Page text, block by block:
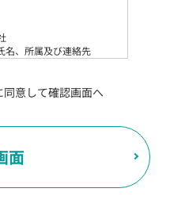
名、所属及び連絡先
shop.jp
いただいた個人情報、ご
に、以下の各号に定める
に、当社はお客様の個人
意して確認画面へ